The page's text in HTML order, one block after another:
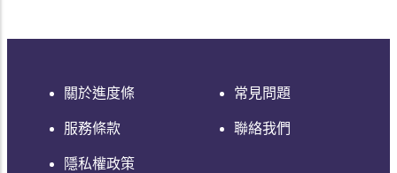
關於進度條
服務條款
隱私權政策
常見問題
聯絡我們